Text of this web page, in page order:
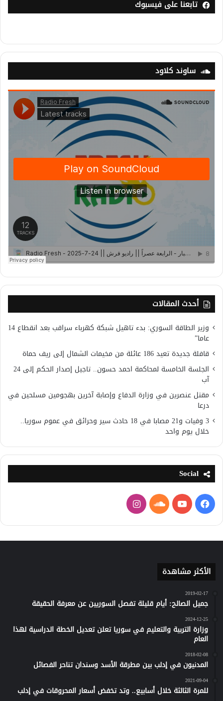
تابعنا على فيسبوك
ساوند كلاود
أحدث المقالات
وزير الطاقة السوري: بدء تاهيل شبكة كهرباء سراقب بعد انقطاع 14
عاما”
قافلة جديدة تعيد 186 عائلة من مخيمات الشمال إلى ريف حماة
الجلسة الخامسة لمحاكمة احمد حسون.. تاجيل إصدار الحكم إلى 24
آب
مقتل عنصرين في وزارة الدفاع وإصابة آخرين بهجومين مسلحين في
درعا
3 وفيات و21 مصابا في 18 حادث سير وحرائق في عموم سوريا..
خلال يوم واحد
Social
فيسبوكيوتيوبساوند
كلاود
انستقرام
الأكثر مشاهدة
2019-02-17
جميل الصالح: أيام قليلة تفصل السوريين عن معرفة الحقيقة
2024-12-25
وزارة التربية والتعليم في سوريا تعلن تعديل الخطة الدراسية لهذا
العام
2018-02-08
المدنيون في إدلب بين مطرقة الأسد وسندان تناحر الفصائل
2021-09-04
للمرة الثالثة خلال أسابيع.. وتد تخفض أسعار المحروقات في إدلب